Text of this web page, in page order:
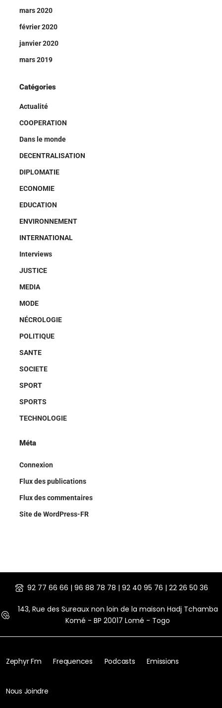
mars 2020
février 2020
janvier 2020
mars 2019
Catégories
Actualité
COOPERATION
Dans le monde
DECENTRALISATION
DIPLOMATIE
ECONOMIE
EDUCATION
ENVIRONNEMENT
INTERNATIONAL
Interviews
JUSTICE
MEDIA
MODE
NÉCROLOGIE
POLITIQUE
SANTE
SOCIETE
SPORT
SPORTS
TECHNOLOGIE
Méta
Connexion
Flux des publications
Flux des commentaires
Site de WordPress-FR
92 77 66 66 | 96 88 78 78 | 92 40 95 76 | 22 26 50 36
143, Rue des Sureaux non loin de la maison Hadj Tchamba
Komé - BP 20017 Lomé - Togo
Zephyr Fm Frequences Podcasts Emissions
Nous Joindre